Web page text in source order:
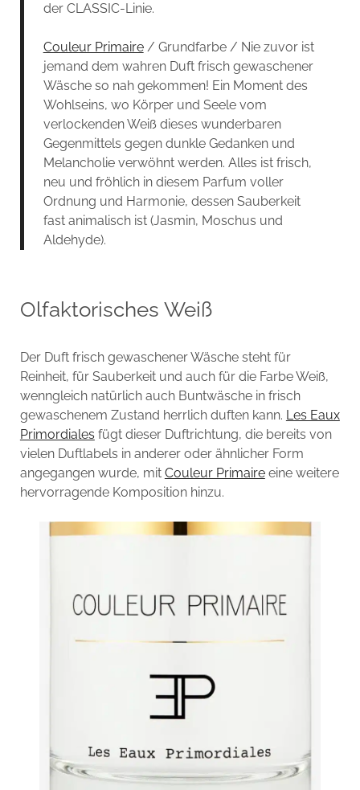
der CLASSIC-Linie.
Couleur Primaire/ Grundfarbe / Nie zuvor ist
jemand dem wahren Duft frisch gewaschener
Wäsche so nah gekommen! Ein Moment des
Wohlseins, wo Körper und Seele vom
verlockenden Weiß dieses wunderbaren
Gegenmittels gegen dunkle Gedanken und
Melancholie verwöhnt werden. Alles ist frisch,
neu und fröhlich in diesem Parfum voller
Ordnung und Harmonie, dessen Sauberkeit
fast animalisch ist (Jasmin, Moschus und
Aldehyde).
Olfaktorisches Weiß
Der Duft frisch gewaschener Wäsche steht für
Reinheit, für Sauberkeit und auch für die Farbe Weiß,
wenngleich natürlich auch Buntwäsche in frisch
gewaschenem Zustand herrlich duften kann. Les Eaux
Primordiales fügt dieser Duftrichtung, die bereits von
vielen Duftlabels in anderer oder ähnlicher Form
angegangen wurde, mit Couleur Primaireeine weitere
hervorragende Komposition hinzu.